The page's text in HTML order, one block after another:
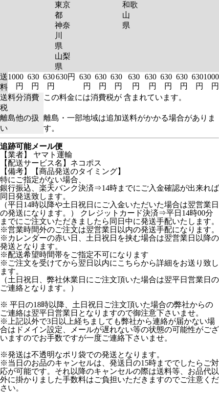
東京
都
神奈
川
県
山梨
県
和歌
山
県
送
料
1000
円
630
円
630
円
630円
630
円
630
円
630
円
630
円
630
円
630
円
630
円
630
円
1000
円
送料分消費
税
この料金には消費税が 含まれています。
離島他の扱
い
離島・一部地域は追加送料がかかる場合がありま
す。
追跡可能メール便
【業者】 ヤマト運輸
【配送サービス名】ネコポス
【備考】【商品発送のタイミング】
特にご指定がない場合、
銀行振込、楽天バンク決済⇒14時までにご入金確認が出来れば
同日発送致します。
（平日14時以降や土日祝日にご入金いただいた場合は翌営業日
の発送になります。） クレジットカード決済⇒平日14時00分
までにご注文いただきましたら同日中に発送手配いたします。
※営業時間外のご注文は翌営業日以内の発送手配になります。
※カレンダーの赤い日、土日祝日を挟む場合は翌営業日以降の
発送となります。
※配送希望時間帯をご指定不可になります
※ご注文を受けてから翌日以内にこちらから詳細をお送り致し
ます。
（土日祝日、弊社休業日にご注文頂いた場合は翌平日営業日の
ご連絡となります。）
※ 平日の18時以降、土日祝日ご注文頂いた場合の弊社からの
ご連絡は翌平日営業日となりますので御注意下さいませ。
※上記以外で3日以上経ちましても弊社から連絡が届かない場
合はドメイン設定、メールが遅れない等の状態の可能性がござ
いますのでお手数ですが一度ご連絡下さいませ。
※発送は不透明なポリ袋での発送となります。
※当日のお品のキャンセルは、発送日の15時まででしたらご対
応が可能です。それ以降のキャンセルの際は送料等、お品代以
外に掛かりました手数料はご負担いただきますのでご注意くだ
さい。